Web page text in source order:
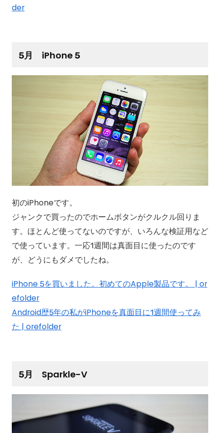
der
5月 iPhone 5
初のiPhoneです。
ジャンクで買ったのでホームボタンがクルクル回りま
す。ほとんど使ってないのですが、いろんな検証用など
で使っています。一応1週間は真面目に使ったのです
が、どうにもダメでしたね。
iPhone 5を買いました。初めてのApple製品です。 | or
efolder
Android歴5年の私がiPhoneを真面目に1週間使ってみ
た | orefolder
5月 Sparkle-V